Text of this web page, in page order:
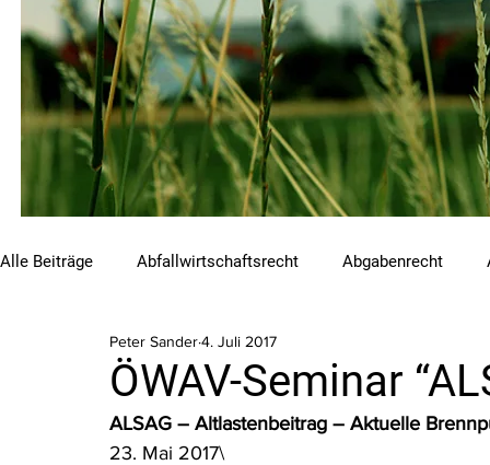
Alle Beiträge Abfallwirtschaftsrecht Abgabenrecht
Beihilfen und Förderungen
Luftreinhalterecht Naturschutzrecht
ÖWAV-Seminar
Peter Sander4. Juli 2017
ALSAG – Altlastenbeitrag – Aktuelle
23. Mai 2017\